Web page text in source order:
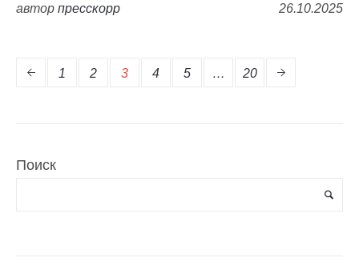
26.10.2025
автор пресскорр
1 2 3 4 5 … 20
Поиск